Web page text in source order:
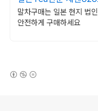
말차구매는 일본 현지 법
안전하게 구매하세요